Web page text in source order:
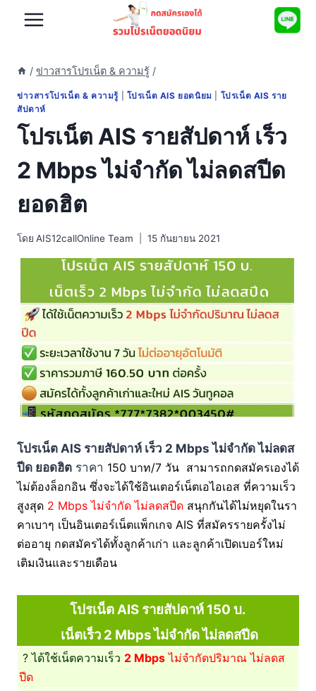
/ ข่าวสารโปรเน็ต & ความรู้ /
ข่าวสารโปรเน็ต & ความรู้| โปรเน็ต AIS ยอดนิยม
โปรเน็ต AIS ราย
สัปดาห์
โปรเน็ต AIS รายสัปดาห์ เร็ว
2 Mbps ไม่จำกัด ไม่ลดสปีด
ยอดฮิต
โดย AIS12callOnline Team 15 กันยายน 2021
โปรเน็ต AIS รายสัปดาห์ เร็ว 2 Mbps ไม่จำกัด ไม่ลดส
ปีด ยอดฮิต ราคา 150 บาท/7 วัน สามารถกดสมัครเองได้
ไม่ต้องล็อกอิน ซึ่งจะได้ใช้อินเตอร์เน็ตเอไอเอส ที่ความเร็ว
สูงสุด 2 Mbps ไม่จำกัด ไม่ลดสปีด สนุกกันได้ไม่หยุดในรา
คาเบาๆ เป็นอินเตอร์เน็ตแพ็กเกจ AIS ที่สมัครรายครั้งไม่
ต่ออายุ กดสมัครได้ทั้งลูกค้าเก่า และลูกค้าเปิดเบอร์ใหม่
เติมเงินและรายเดือน
โปรเน็ต AIS รายสัปดาห์ 150 บ.
เน็ตเร็ว 2 Mbps ไม่จำกัด ไม่ลดสปีด
? ได้ใช้เน็ตความเร็ว 2 Mbps ไม่จำกัดปริมาณ ไม่ลดส
ปีด